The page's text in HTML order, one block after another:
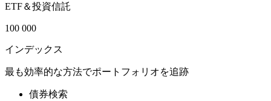
ETF＆投資信託
100 000
インデックス
最も効率的な方法でポートフォリオを追跡
債券検索